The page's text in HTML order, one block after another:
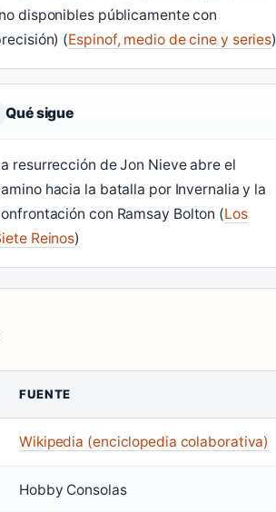
disponibles públicamente con
(Espinof, medio de cine y series)
Qué sigue
resurrección de Jon Nieve abre el
hacia la batalla por Invernalia y la
con Ramsay Bolton (Los
Reinos)
FUENTE
Wikipedia (enciclopedia colaborativa)
Hobby Consolas